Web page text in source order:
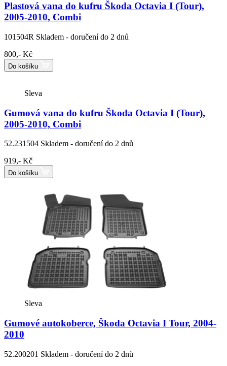
Plastová vana do kufru Škoda Octavia I (Tour),
2005-2010, Combi
101504R Skladem - doručení do 2 dnů
800,- Kč
Do košíku
Sleva
Gumová vana do kufru Škoda Octavia I (Tour),
2005-2010, Combi
52.231504 Skladem - doručení do 2 dnů
919,- Kč
Do košíku
Sleva
Gumové autokoberce, Škoda Octavia I Tour, 2004-
2010
52.200201 Skladem - doručení do 2 dnů